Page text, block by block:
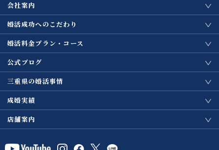
会社案内
婚活成功へのこだわり
婚活料金プラン・コース
公式ブログ
三重県の婚活事情
成婚実績
店舗案内